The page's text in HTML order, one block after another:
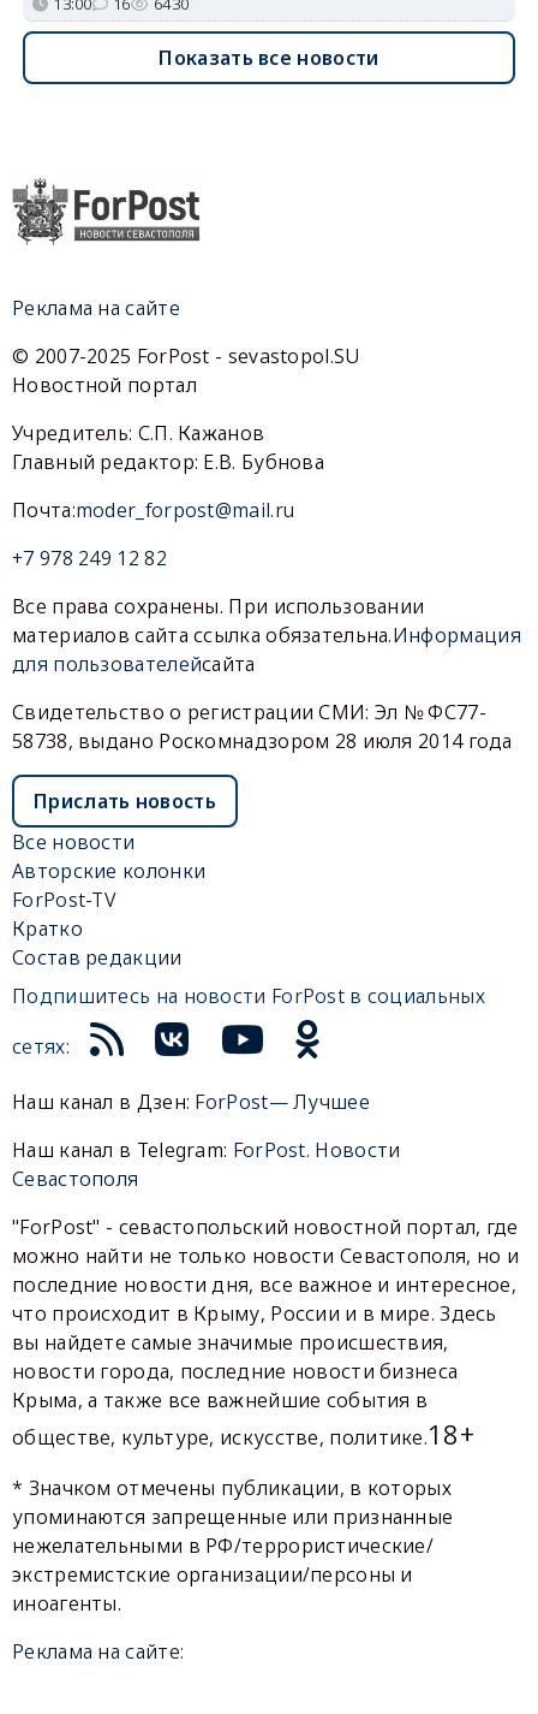
Показать все новости
Реклама на сайте
© 2007-2025 ForPost - sevastopol.SU
Новостной портал
Учредитель: С.П. Кажанов
Главный редактор: Е.В. Бубнова
Почта:moder_forpost@mail.ru
+7 978 249 12 82
Все права сохранены. При использовании
материалов сайта ссылка обязательна.Информация
для пользователейсайта
Свидетельство о регистрации СМИ: Эл № ФС77-
58738, выдано Роскомнадзором 28 июля 2014 года
Прислать новость
Все новости
Авторские колонки
ForPost-TV
Кратко
Состав редакции
Подпишитесь на новости ForPost в социальных
сетях:
Наш канал в Дзен: ForPost— Лучшее
Наш канал в Telegram: ForPost. Новости
Севастополя
"ForPost" - севастопольский новостной портал, где
можно найти не только новости Севастополя, но и
последние новости дня, все важное и интересное,
что происходит в Крыму, России и в мире. Здесь
вы найдете самые значимые происшествия,
новости города, последние новости бизнеса
Крыма, а также все важнейшие события в
обществе, культуре, искусстве, политике.18+
* Значком отмечены публикации, в которых
упоминаются запрещенные или признанные
нежелательными в РФ/террористические/
экстремистские организации/персоны и
иноагенты.
Реклама на сайте: